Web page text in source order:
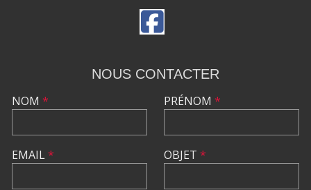
NOUS CONTACTER
NOM *
EMAIL*
PRÉNOM *
OBJET *